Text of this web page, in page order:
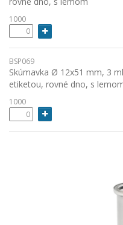
1000
BSP069
Skúmavka Ø 12x51 mm, 3
etiketou, rovné dno, s
1000